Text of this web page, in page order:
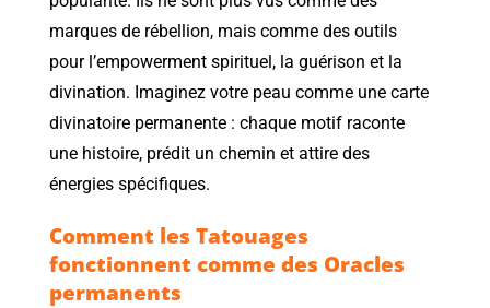
marques de rébellion, mais comme des outils
pour l’empowerment spirituel, la guérison et la
divination. Imaginez votre peau comme une carte
divinatoire permanente : chaque motif raconte
une histoire, prédit un chemin et attire des
énergies spécifiques.
Comment les Tatouages
fonctionnent comme des Oracles
permanents